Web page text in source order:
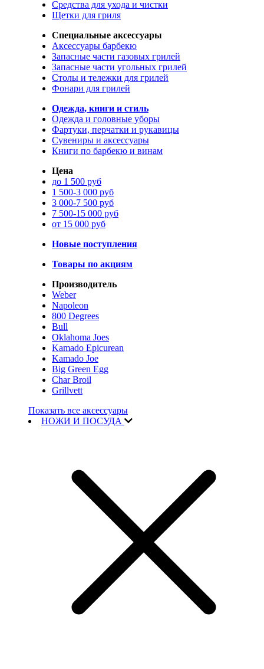
Средства для ухода и чистки
Щетки для гриля
Специальные аксессуары
Аксессуары барбекю
Запасные части газовых грилей
Запасные части угольных грилей
Столы и тележки для грилей
Фонари для грилей
Одежда, книги и стиль
Одежда и головные уборы
Фартуки, перчатки и рукавицы
Сувениры и аксессуары
Книги по барбекю и винам
Цена
до 1 500 руб
1 500-3 000 руб
3 000-7 500 руб
7 500-15 000 руб
от 15 000 руб
Новые поступления
Товары по акциям
Производитель
Weber
Napoleon
800 Degrees
Bull
Oklahoma Joes
Kamado Epicurean
Kamado Joe
Big Green Egg
Char Broil
Grillvett
Показать все аксессуары
НОЖИ И ПОСУДА